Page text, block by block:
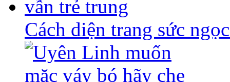
Cách diện trang sức